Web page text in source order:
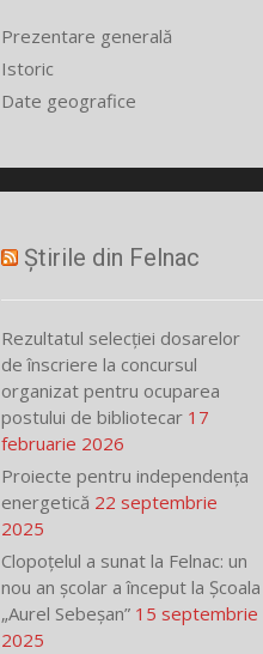
Prezentare generală
Istoric
Date geografice
Știrile din Felnac
Rezultatul selecției dosarelor
de înscriere la concursul
organizat pentru ocuparea
postului de bibliotecar 17
februarie 2026
Proiecte pentru independența
energetică 22 septembrie
2025
Clopoțelul a sunat la Felnac: un
nou an școlar a început la Școala
„Aurel Sebeșan” 15 septembrie
2025